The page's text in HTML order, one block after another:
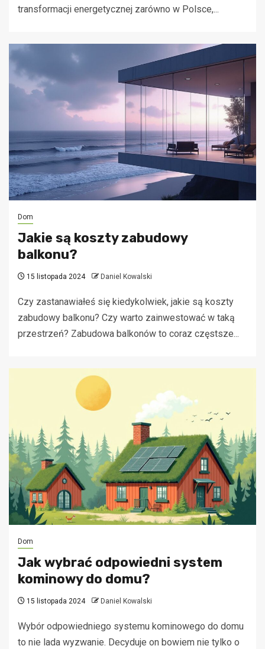
transformacji energetycznej zarówno w Polsce,...
Dom
Jakie są koszty zabudowy
balkonu?
15 listopada 2024 Daniel Kowalski
Czy zastanawiałeś się kiedykolwiek, jakie są koszty
zabudowy balkonu? Czy warto zainwestować w taką
przestrzeń? Zabudowa balkonów to coraz częstsze...
Dom
Jak wybrać odpowiedni system
kominowy do domu?
15 listopada 2024 Daniel Kowalski
Wybór odpowiedniego systemu kominowego do domu
to nie lada wyzwanie. Decyduje on bowiem nie tylko o